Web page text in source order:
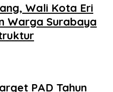
Wali Kota Eri
Warga Surabaya
PAD Tahun